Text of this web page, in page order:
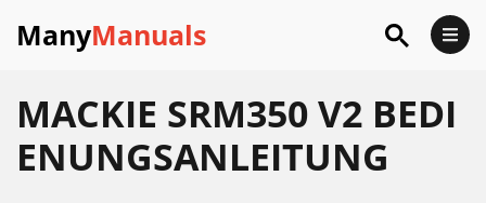
ManyManuals
MACKIE SRM350 V2 BEDI
ENUNGSANLEITUNG